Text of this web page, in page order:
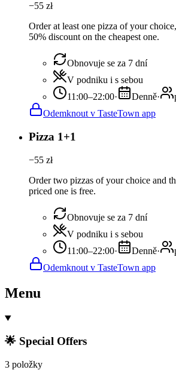
−55 zł
Order at least one pizza of your
50% discount on the cheapest one.
Obnovuje se za 7 dní
V podniku i s sebou
11:00–22:00· Denně·
Odemknout v TasteTown app
Pizza 1+1
−55 zł
Order two pizzas of your choice and
priced one is free.
Obnovuje se za 7 dní
V podniku i s sebou
11:00–22:00· Denně·
Odemknout v TasteTown app
Menu
🌟 Special Offers
3 položky